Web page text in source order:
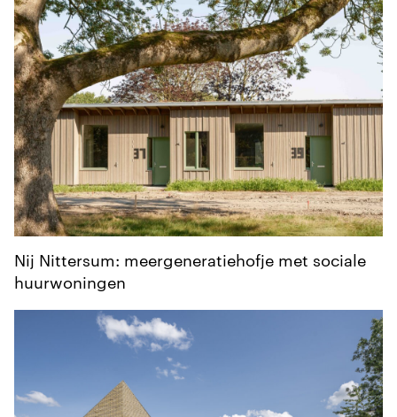
Nij Nittersum: meergeneratiehofje met sociale
huurwoningen